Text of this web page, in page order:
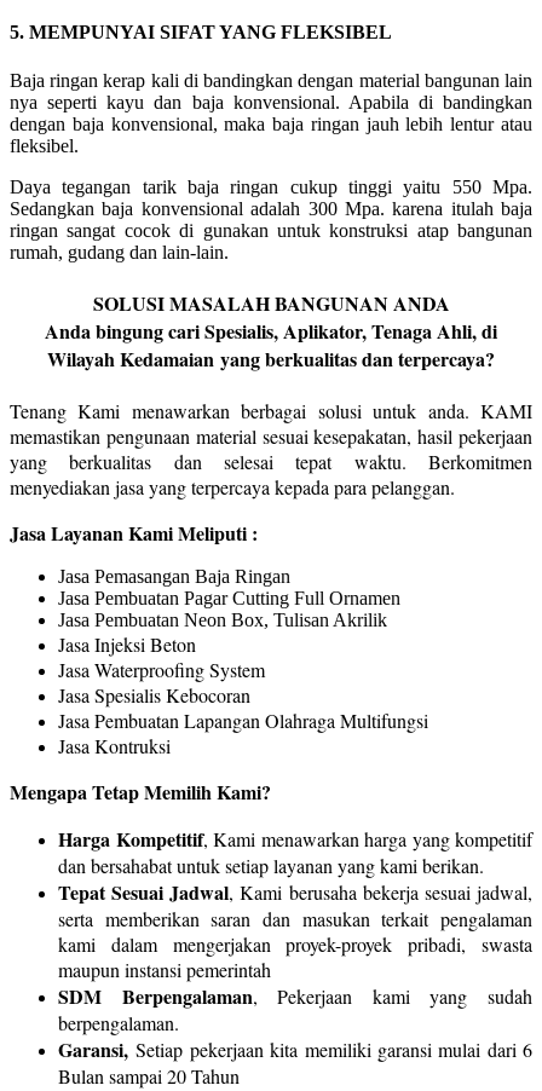
5. MEMPUNYAI SIFAT YANG FLEKSIBEL
Baja ringan kerap kali di bandingkan dengan material bangunan lain
nya seperti kayu dan baja konvensional. Apabila di bandingkan
dengan baja konvensional, maka baja ringan jauh lebih lentur atau
fleksibel.
Daya tegangan tarik baja ringan cukup tinggi yaitu 550 Mpa.
Sedangkan baja konvensional adalah 300 Mpa. karena itulah baja
ringan sangat cocok di gunakan untuk konstruksi atap bangunan
rumah, gudang dan lain-lain.
SOLUSI MASALAH BANGUNAN ANDA
Anda bingung cari Spesialis, Aplikator, Tenaga Ahli, di
Wilayah Kedamaian yang berkualitas dan terpercaya?
Tenang Kami menawarkan berbagai solusi untuk anda. KAMI
memastikan pengunaan material sesuai kesepakatan, hasil pekerjaan
yang berkualitas dan selesai tepat waktu. Berkomitmen
menyediakan jasa yang terpercaya kepada para pelanggan.
Jasa Layanan Kami Meliputi :
Jasa Pemasangan Baja Ringan
Jasa Pembuatan Pagar Cutting Full Ornamen
Jasa Pembuatan Neon Box, Tulisan Akrilik
Jasa Injeksi Beton
Jasa Waterproofing System
Jasa Spesialis Kebocoran
Jasa Pembuatan Lapangan Olahraga Multifungsi
Jasa Kontruksi
Mengapa Tetap Memilih Kami?
Harga Kompetitif, Kami menawarkan harga yang kompetitif
dan bersahabat untuk setiap layanan yang kami berikan.
Tepat Sesuai Jadwal, Kami berusaha bekerja sesuai jadwal,
serta memberikan saran dan masukan terkait pengalaman
kami dalam mengerjakan proyek-proyek pribadi, swasta
maupun instansi pemerintah
SDM Berpengalaman, Pekerjaan kami yang sudah
berpengalaman.
Garansi,Setiap pekerjaan kita memiliki garansi mulai dari 6
Bulan sampai 20 Tahun